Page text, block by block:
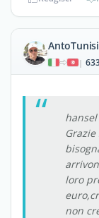
|
loro
non